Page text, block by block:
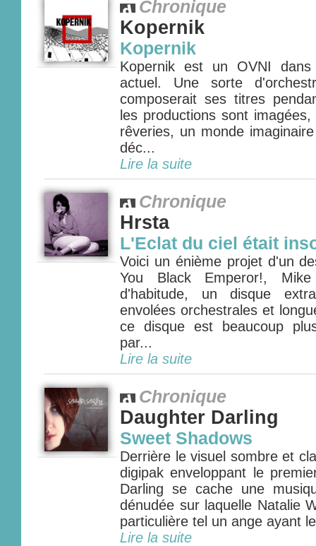
Chronique
Kopernik
Kopernik
Kopernik est un OVNI
actuel. Une sorte
composerait ses titres
les productions sont
rêveries, un monde
déc...
Lire la suite
Chronique
Hrsta
L'Eclat du ciel était
Voici un énième projet d'un
You Black Emperor!,
d'habitude, un disque
envolées orchestrales et
ce disque est beaucoup
par...
Lire la suite
Chronique
Daughter Darling
Sweet Shadows
Derrière le visuel sombre et
digipak enveloppant le
Darling se cache une
dénudée sur laquelle Natalie
particulière tel un ange ayant
Lire la suite